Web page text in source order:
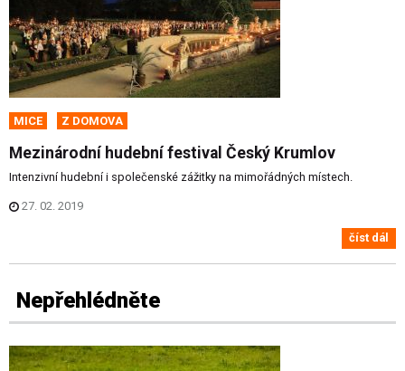
MICE Z DOMOVA
Mezinárodní hudební festival Český Krumlov
Intenzivní hudební i společenské zážitky na mimořádných místech.
27. 02. 2019
číst dál
Nepřehlédněte